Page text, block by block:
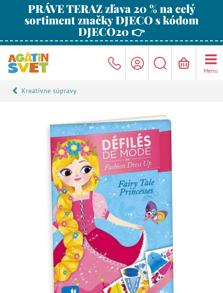
PRÁVE TERAZ zľava 20 % na celý
sortiment značky DJECO s kódom
DJECO20 👉
Menu
Kreatívne súpravy